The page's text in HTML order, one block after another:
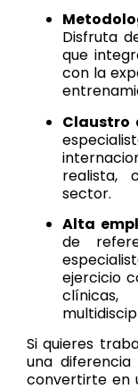
Disfruta
que
con la
Claustro
realista,
sector.
Alta
de
ejercicio
Si quieres
una
convertirte en